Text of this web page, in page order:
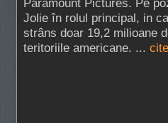
Paramount Pictures. Pe
Jolie în rolul principal, in
strâns doar 19,2 milioane
teritoriile americane. ...